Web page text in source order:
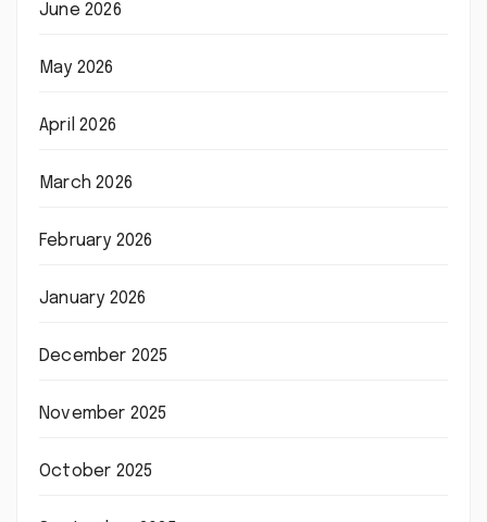
June 2026
May 2026
April 2026
March 2026
February 2026
January 2026
December 2025
November 2025
October 2025